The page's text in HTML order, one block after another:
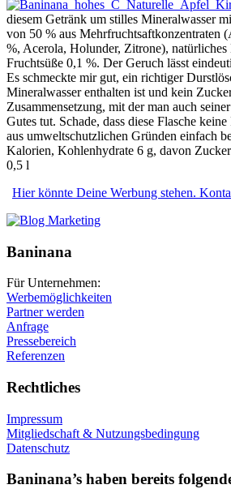
diesem Getränk um stilles Mineralwasser
von 50 % aus Mehrfruchtsaftkonzentraten
%, Acerola, Holunder, Zitrone),
Fruchtsüße 0,1 %. Der Geruch lässt
Es schmeckte mir gut, ein richtiger
Mineralwasser enthalten ist und kein
Zusammensetzung, mit der man auch
Gutes tut. Schade, dass diese Flasche
aus umweltschutzlichen Gründen einfach
Kalorien, Kohlenhydrate 6 g, davon
0,5 l
Hier könnte Deine Werbung stehen.
Baninana
Für Unternehmen:
Werbemöglichkeiten
Partner werden
Anfrage
Pressebereich
Referenzen
Rechtliches
Impressum
Mitgliedschaft & Nutzungsbedingung
Datenschutz
Baninana’s haben bereits